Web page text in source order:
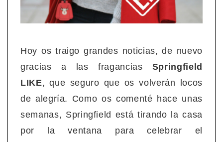
Hoy os traigo grandes noticias, de nuevo
gracias a las fragancias Springfield
LIKE, que seguro que os volverán locos
de alegría. Como os comenté hace unas
semanas, Springfield está tirando la casa
por la ventana para celebrar el